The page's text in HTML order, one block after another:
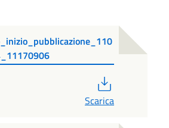
Scarica